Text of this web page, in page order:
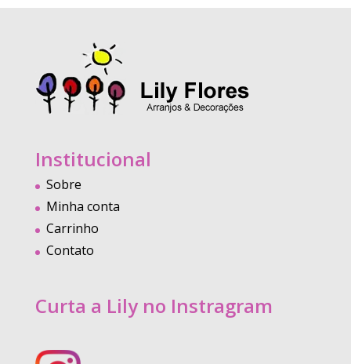
Institucional
Sobre
Minha conta
Carrinho
Contato
Curta a Lily no Instragram